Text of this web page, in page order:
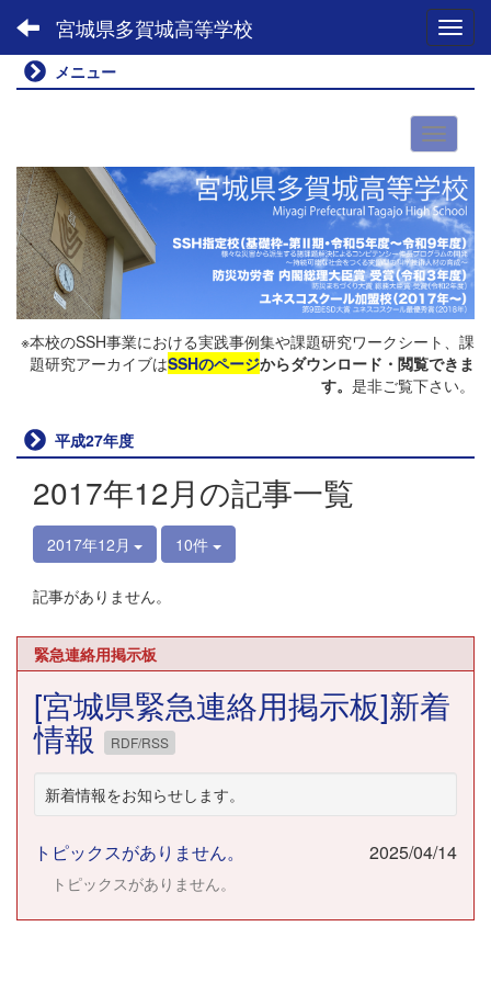
宮城県多賀城高等学校
メニュー
※本校のSSH事業における実践事例集や課題研究ワークシート、課
題研究アーカイブはSSHのページからダウンロード・閲覧できま
す。 是非ご覧下さい。
平成27年度
2017年12月の記事一覧
2017年12月 10件
記事がありません。
緊急連絡用掲示板
[宮城県緊急連絡用掲示板]新着
情報 RDF/RSS
新着情報をお知らせします。
トピックスがありません。 2025/04/14
トピックスがありません。